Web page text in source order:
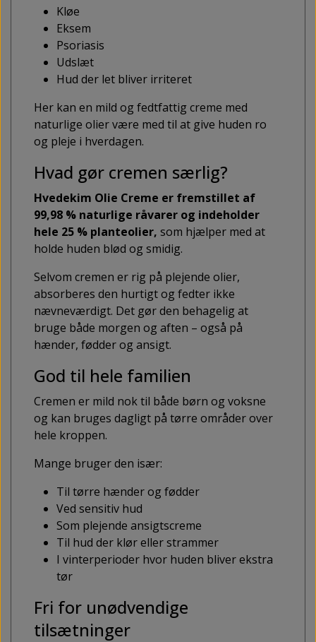
Kløe
Eksem
Psoriasis
Udslæt
Hud der let bliver irriteret
Her kan en mild og fedtfattig creme med
naturlige olier være med til at give huden ro
og pleje i hverdagen.
Hvad gør cremen særlig?
Hvedekim Olie Creme er fremstillet af
99,98 % naturlige råvarer og indeholder
hele 25 % planteolier, som hjælper med at
holde huden blød og smidig.
Selvom cremen er rig på plejende olier,
absorberes den hurtigt og fedter ikke
nævneværdigt. Det gør den behagelig at
bruge både morgen og aften – også på
hænder, fødder og ansigt.
God til hele familien
Cremen er mild nok til både børn og voksne
og kan bruges dagligt på tørre områder over
hele kroppen.
Mange bruger den især:
Til tørre hænder og fødder
Ved sensitiv hud
Som plejende ansigtscreme
Til hud der klør eller strammer
I vinterperioder hvor huden bliver ekstra
tør
Fri for unødvendige
tilsætninger